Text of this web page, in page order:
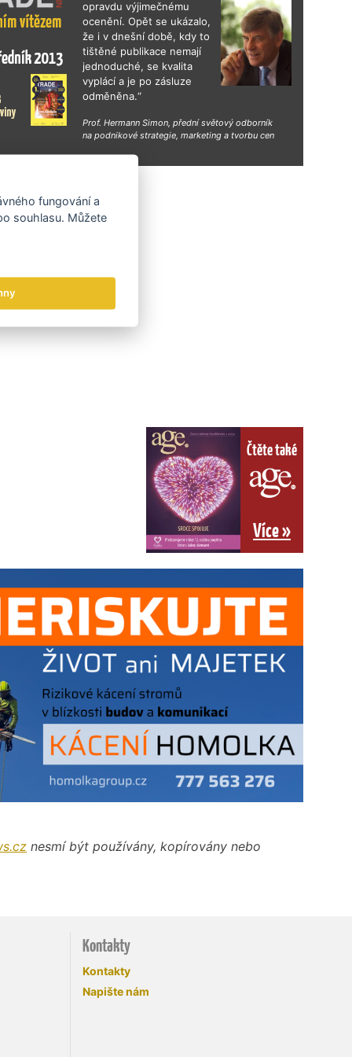
Days v Mexiku nebo exportní konference
Design pro business 2026 zaměřená na
budování značek na zahraničních trzích.
opravdu výjimečnému
ocenění. Opět se ukázalo,
že i v dnešní době, kdy to
tištěné publikace nemají
jednoduché, se kvalita
vyplácí a je po zásluze
odměněna.“
Prof. Hermann Simon, přední světový odborník
na podnikové strategie, marketing a tvorbu cen
Čtěte také
Více »
nesmí být používány, kopírovány nebo
Kontakty
Kontakty
Napište nám
fungování a
souhlasu. Můžete